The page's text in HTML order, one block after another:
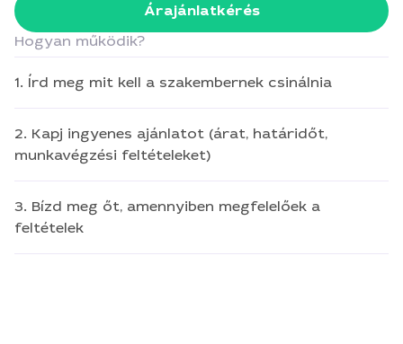
Árajánlatkérés
Hogyan működik?
1. Írd meg mit kell a szakembernek csinálnia
2. Kapj ingyenes ajánlatot (árat, határidőt,
munkavégzési feltételeket)
3. Bízd meg őt, amennyiben megfelelőek a
feltételek